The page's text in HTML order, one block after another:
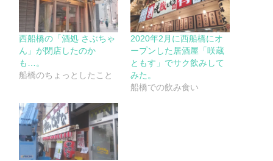
西船橋の「酒処 さぶちゃ
ん」が閉店したのか
も…。
船橋のちょっとしたこと
2020年2月に西船橋にオ
ープンした居酒屋「咲蔵
ともす」でサク飲みして
みた。
船橋での飲み食い